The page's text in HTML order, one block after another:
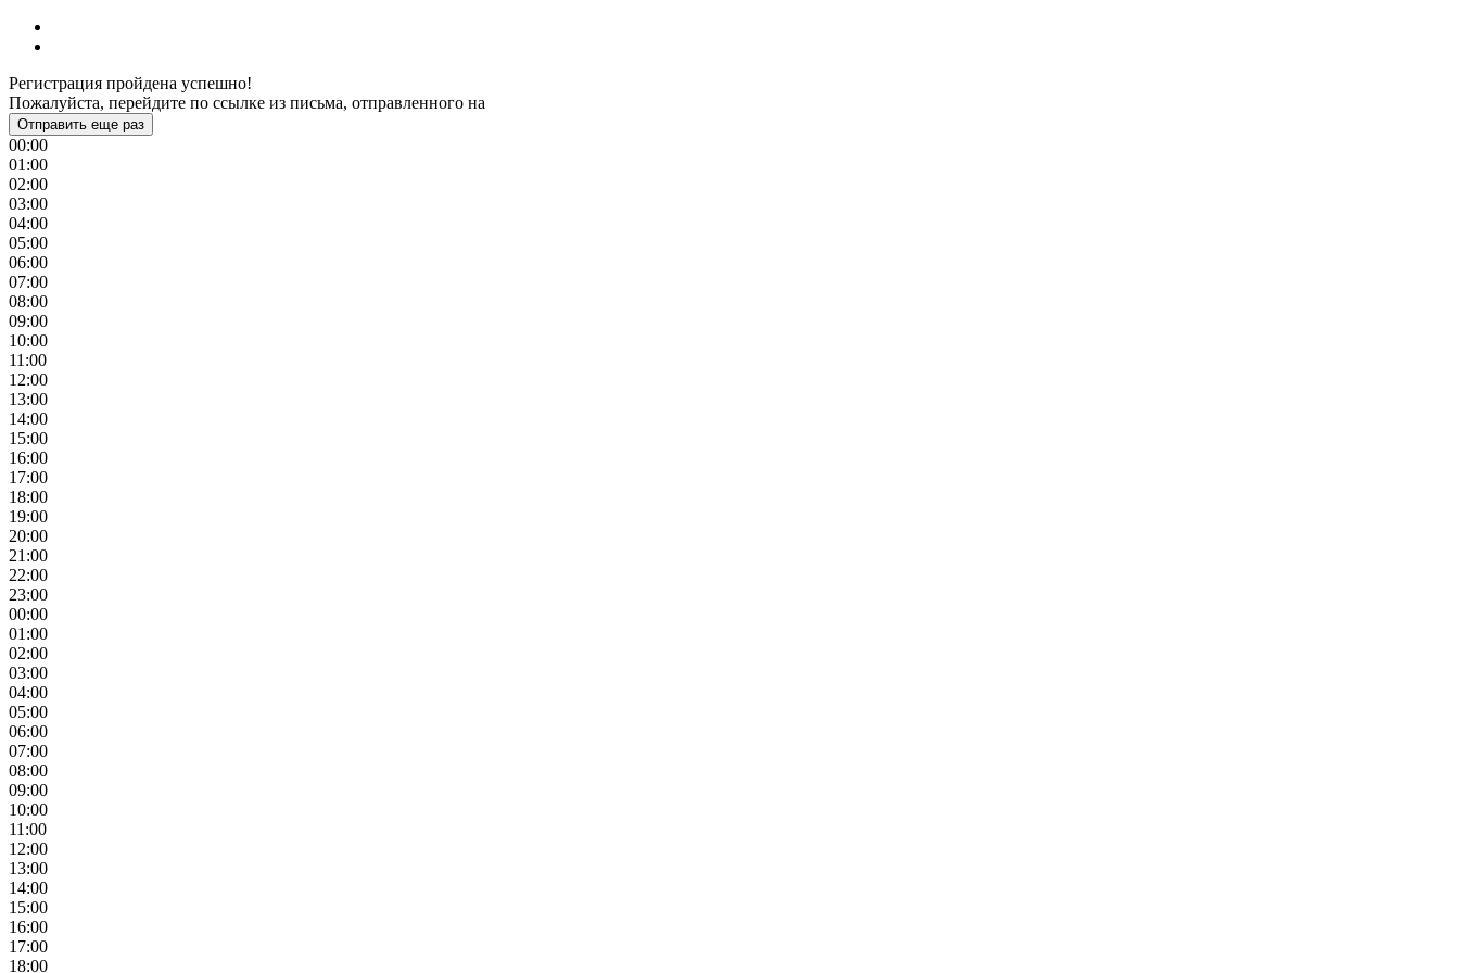
Регистрация пройдена успешно!
Пожалуйста, перейдите по ссылке из письма, отправленного на
Отправить еще раз
00:00
01:00
02:00
03:00
04:00
05:00
06:00
07:00
08:00
09:00
10:00
11:00
12:00
13:00
14:00
15:00
16:00
17:00
18:00
19:00
20:00
21:00
22:00
23:00
00:00
01:00
02:00
03:00
04:00
05:00
06:00
07:00
08:00
09:00
10:00
11:00
12:00
13:00
14:00
15:00
16:00
17:00
18:00